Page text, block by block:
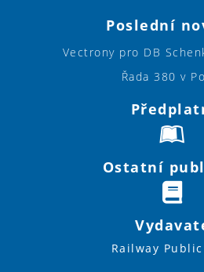
Poslední
Vectrony pro DB
Řada 380 v
Ostatní
Railway